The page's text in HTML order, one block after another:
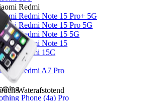
Redmi
Redmi Note 15 Pro+ 5G
Redmi Note 15 Pro 5G
Redmi Note 15 5G
Redmi Note 15
Redmi 15C
Redmi A7 Pro
Phone (4a) Pro
Waterafstotend